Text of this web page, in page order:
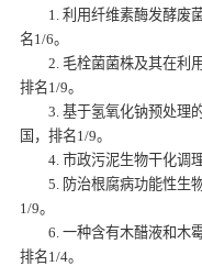
1. 利用纤维素酶发酵废
名1/6。
2. 毛栓菌菌株及其在利
排名1/9。
3. 基于氢氧化钠预处理
国，排名1/9。
4. 市政污泥生物干化调
5. 防治根腐病功能性生
1/9。
6. 一种含有木醋液和木
排名1/4。